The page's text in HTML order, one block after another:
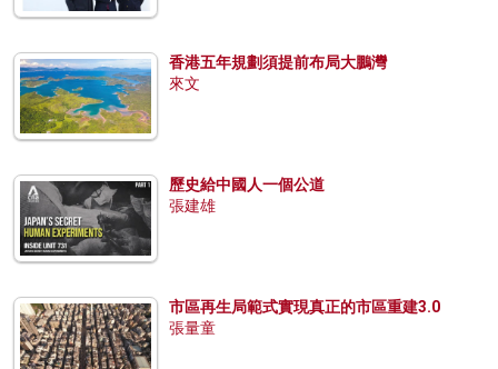
香港五年規劃須提前布局大鵬灣
來文
歷史給中國人一個公道
張建雄
市區再生局範式實現真正的市區重建3.0
張量童